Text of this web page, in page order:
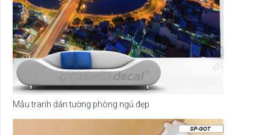
Mẫu tranh dán tường phòng ngủ đẹp